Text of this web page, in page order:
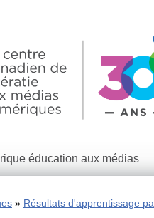
éducation aux médias
Résultats d'apprentissage